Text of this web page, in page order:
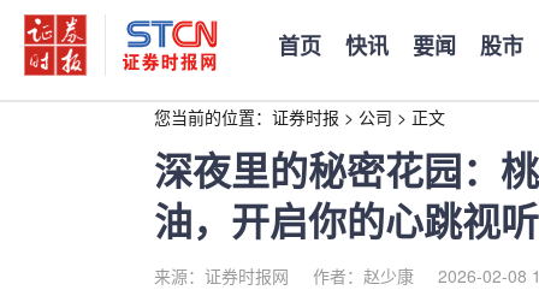
首页 快讯 要闻 股市
您当前的位置： 证券时报 > 公司 > 正文
深夜里的秘密花园：
油，开启你的心跳视
来源：证券时报网 作者：赵少康 2026-02-08